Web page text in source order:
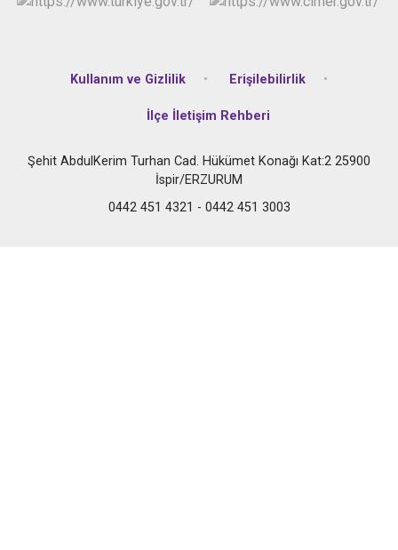
Kullanım ve Gizlilik Erişilebilirlik
İlçe İletişim Rehberi
Şehit AbdulKerim Turhan Cad. Hükümet Konağı Kat:2 25900
İspir/ERZURUM
0442 451 4321 - 0442 451 3003